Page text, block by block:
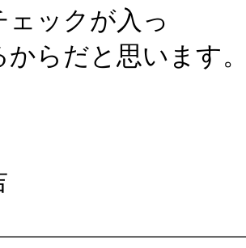
ェックが入っ
からだと思います